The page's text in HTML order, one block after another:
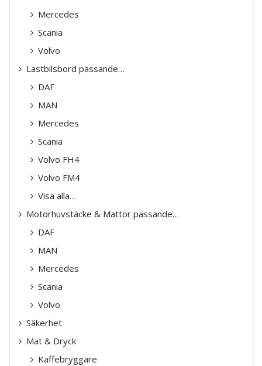
Mercedes
Scania
Volvo
Lastbilsbord passande…
DAF
MAN
Mercedes
Scania
Volvo FH4
Volvo FM4
Visa alla…
Motorhuvstäcke & Mattor passande…
DAF
MAN
Mercedes
Scania
Volvo
Säkerhet
Mat & Dryck
Kaffebryggare